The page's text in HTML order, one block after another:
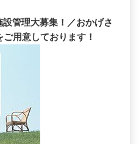
管理大募集！／おかげさ
用意しております！